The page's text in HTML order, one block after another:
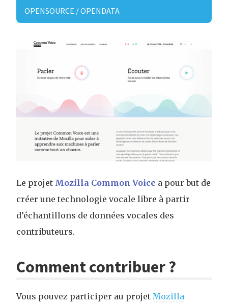
OPENSOURCE / OPENDATA
Le projet Mozilla Common Voice a pour but de
créer une technologie vocale libre à partir
d’échantillons de données vocales des
contributeurs.
Comment contribuer ?
Vous pouvez participer au projet Mozilla